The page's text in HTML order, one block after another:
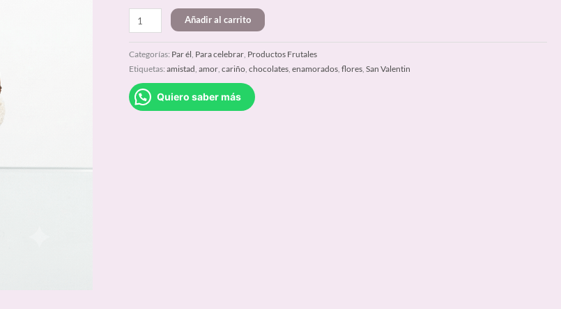
Añadir al carrito
Categorías: Par él Para celebrar Productos Frutales
Etiquetas:amistad ,amor ,cariño ,chocolates ,enamorados ,flores ,San Valentin
Quiero saber más